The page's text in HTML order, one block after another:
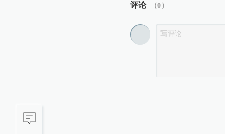
评论 （0）